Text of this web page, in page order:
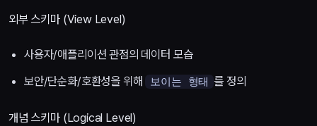
외부 스키마 (View Level)
사용자/애플리이션 관점의 데이터 모습
보안/단순화/호환성을 위해 보이는 형태 를 정의
개념 스키마 (Logical Level)